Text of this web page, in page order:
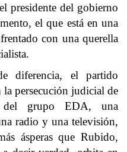
presidente del gobierno
el que está en una
con una querella
diferencia, el partido
persecución judicial de
del grupo EDA, una
radio y una televisión,
ásperas que Rubido,